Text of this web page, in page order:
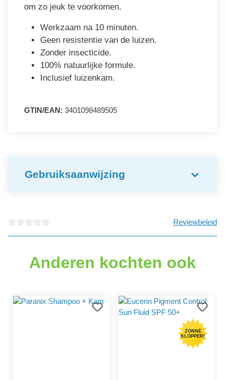
om zo jeuk te voorkomen.
Werkzaam na 10 minuten.
Geen resistentie van de luizen.
Zonder insecticide.
100% natuurlijke formule.
Inclusief luizenkam.
GTIN/EAN: 3401098489505
Gebruiksaanwijzing
Reviewbeleid
Anderen kochten ook
ZONNE
KLOPPER!